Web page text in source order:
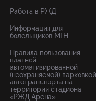
Работа в РЖД
Информация для
болельщиков МГН
Правила пользования
платной
автоматизированной
(неохраняемой) парковкой
автотранспорта на
территории стадиона
«РЖД Арена»